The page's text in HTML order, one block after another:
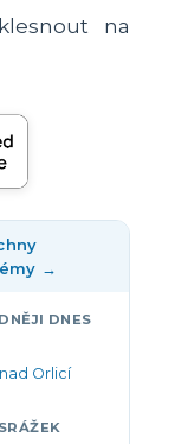
na
→
DNES
Orlicí